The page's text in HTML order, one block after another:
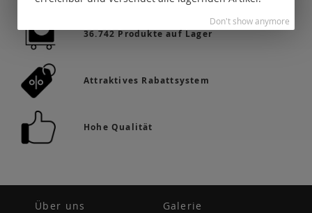
36.742 Produkte auf Lager
Attraktives Rabattsystem
Hohe Qualität
Über uns Galerie
Don't show anymore